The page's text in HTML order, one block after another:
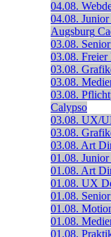
04.08.
04.08.
Augsburg
03.08.
03.08. Freier
03.08.
03.08.
03.08.
Calypso
03.08. UX/
03.08.
03.08. Art
01.08.
01.08. Art
01.08. UX
01.08.
01.08.
01.08.
01.08.